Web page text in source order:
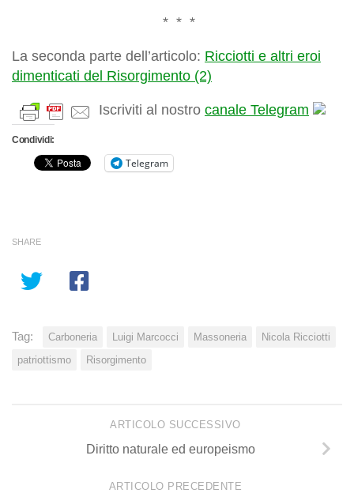
* * *
La seconda parte dell’articolo: Ricciotti e altri eroi
dimenticati del Risorgimento (2)
Iscriviti al nostro canale Telegram
Condividi:
Telegram
SHARE
Tag: Carboneria Luigi Marcocci Massoneria
Nicola Ricciotti
patriottismo
Risorgimento
ARTICOLO SUCCESSIVO
Diritto naturale ed europeismo
ARTICOLO PRECEDENTE